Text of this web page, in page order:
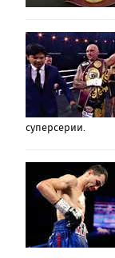
суперсерии.